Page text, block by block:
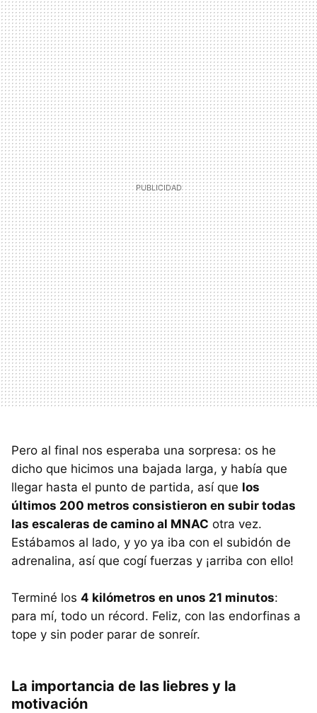
Pero al final nos esperaba una sorpresa: os he
dicho que hicimos una bajada larga, y había que
llegar hasta el punto de partida, así que los
últimos 200 metros consistieron en subir todas
las escaleras de camino al MNAC otra vez.
Estábamos al lado, y yo ya iba con el subidón de
adrenalina, así que cogí fuerzas y ¡arriba con ello!
Terminé los 4 kilómetros en unos 21 minutos:
para mí, todo un récord. Feliz, con las endorfinas a
tope y sin poder parar de sonreír.
La importancia de las liebres y la
motivación